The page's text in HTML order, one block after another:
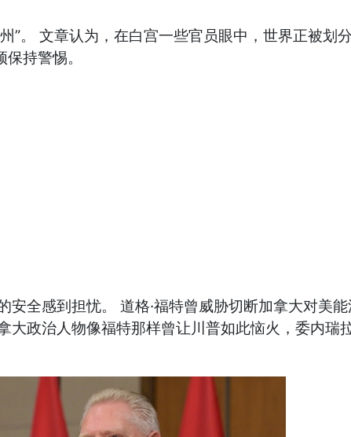
”。 文章认为，在白宫一些官员眼中，世界正被划
持警惕。
全感到担忧。 道格·福特曾威胁切断加拿大对美
政治人物像福特那样曾让川普如此恼火，委内瑞